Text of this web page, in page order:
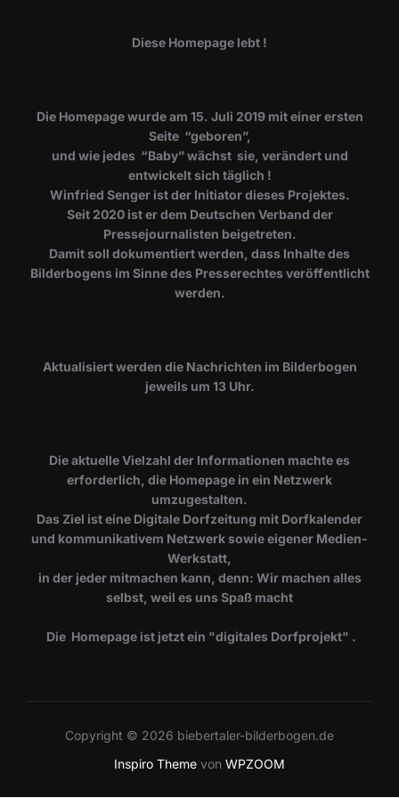
Diese Homepage lebt !
Die Homepage wurde am 15. Juli 2019 mit einer ersten
Seite “geboren”,
und wie jedes “Baby” wächst sie, verändert und
entwickelt sich täglich !
Winfried Senger ist der Initiator dieses Projektes.
Seit 2020 ist er dem Deutschen Verband der
Pressejournalisten beigetreten.
Damit soll dokumentiert werden, dass Inhalte des
Bilderbogens im Sinne des Presserechtes veröffentlicht
werden.
​Aktualisiert werden die Nachrichten im Bilderbogen
jeweils um 13 Uhr.
Die aktuelle Vielzahl der Informationen machte es
erforderlich, die Homepage in ein Netzwerk
umzugestalten.
Das Ziel ist eine Digitale Dorfzeitung mit Dorfkalender
und kommunikativem Netzwerk sowie eigener Medien-
Werkstatt,
in der jeder mitmachen kann, denn: Wir machen alles
selbst, weil es uns Spaß macht
Die Homepage ist jetzt ein "digitales Dorfprojekt" .
Copyright © 2026 biebertaler-bilderbogen.de
Inspiro Theme von WPZOOM